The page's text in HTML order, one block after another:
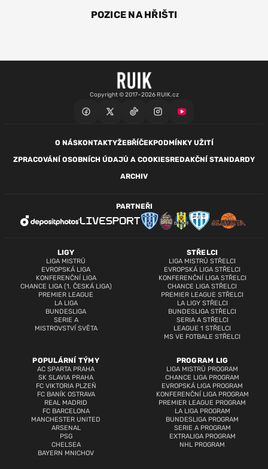
POZICE NA HŘIŠTI
Copyright © 2017–2026 RUIK.cz
O NÁSKONTAKTYŽEBŘÍČEKPODMÍNKY UŽITÍ
ZPRACOVÁNÍ OSOBNÍCH ÚDAJŮ A COOKIESREDAKČNÍ STANDARDY
ARCHIV
LIGY
LIGA MISTRŮ
EVROPSKÁ LIGA
KONFERENČNÍ LIGA
CHANCE LIGA (1. ČESKÁ LIGA)
PREMIER LEAGUE
LA LIGA
BUNDESLIGA
SERIE A
MISTROVSTVÍ SVĚTA
STŘELCI
LIGA MISTRŮ STŘELCI
EVROPSKÁ LIGA STŘELCI
KONFERENČNÍ LIGA STŘELCI
CHANCE LIGA STŘELCI
PREMIER LEAGUE STŘELCI
LA LIGY STŘELCI
BUNDESLIGA STŘELCI
SERIA A STŘELCI
LEAGUE 1 STŘELCI
MS VE FOTBALE STŘELCI
POPULÁRNÍ TÝMY
AC SPARTA PRAHA
SK SLAVIA PRAHA
FC VIKTORIA PLZEŇ
FC BANÍK OSTRAVA
REAL MADRID
FC BARCELONA
MANCHESTER UNITED
ARSENAL
PSG
CHELSEA
BAYERN MNICHOV
PROGRAM LIG
LIGA MISTRŮ PROGRAM
CHANCE LIGA PROGRAM
EVROPSKÁ LIGA PROGRAM
KONFERENČNÍ LIGA PROGRAM
PREMIER LEAGUE PROGRAM
LA LIGA PROGRAM
BUNDESLIGA PROGRAM
SERIE A PROGRAM
EXTRALIGA PROGRAM
NHL PROGRAM
PARTNEŘI